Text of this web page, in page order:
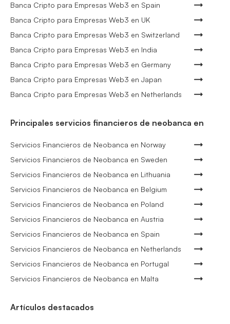
Banca Cripto para Empresas Web3 en Spain
Banca Cripto para Empresas Web3 en UK
Banca Cripto para Empresas Web3 en Switzerland
Banca Cripto para Empresas Web3 en India
Banca Cripto para Empresas Web3 en Germany
Banca Cripto para Empresas Web3 en Japan
Banca Cripto para Empresas Web3 en Netherlands
Principales servicios financieros de neobanca en
Servicios Financieros de Neobanca en Norway
Servicios Financieros de Neobanca en Sweden
Servicios Financieros de Neobanca en Lithuania
Servicios Financieros de Neobanca en Belgium
Servicios Financieros de Neobanca en Poland
Servicios Financieros de Neobanca en Austria
Servicios Financieros de Neobanca en Spain
Servicios Financieros de Neobanca en Netherlands
Servicios Financieros de Neobanca en Portugal
Servicios Financieros de Neobanca en Malta
Artículos destacados